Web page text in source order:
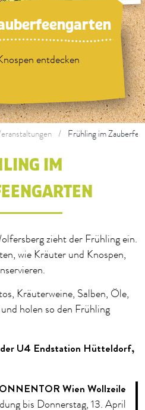
entdecken
Frühling im
IM
zieht der Frühling ein.
wie Kräuter und Knospen,
Kräuterweine, Salben, Öle,
holen so den Frühling
U4 Endstation Hütteldorf,
Wien Wollzeile
bis Donnerstag, 13. April